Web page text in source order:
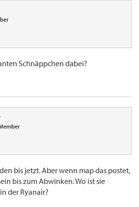
Schnäppchen dabei?
bis jetzt. Aber wenn map das postet,
bis zum Abwinken. Wo ist sie
der Ryanair?